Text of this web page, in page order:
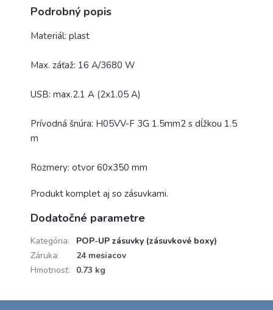
Podrobný popis
Materiál: plast
Max. záťaž: 16 A/3680 W
USB: max.2.1 A (2x1.05 A)
Prívodná šnúra: H05VV-F 3G 1.5mm2 s dĺžkou 1.5
m
Rozmery: otvor 60x350 mm
Produkt komplet aj so zásuvkami.
Dodatočné parametre
Kategória:
POP-UP zásuvky (zásuvkové boxy)
Záruka:
24 mesiacov
Hmotnosť: 0.73 kg